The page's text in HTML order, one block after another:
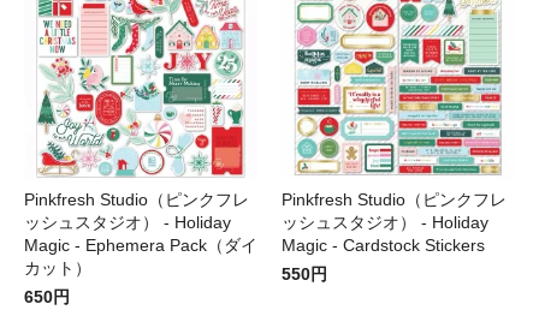
Pinkfresh Studio（ピンクフレ
ッシュスタジオ） - Holiday
Magic - Ephemera Pack（ダイ
カット）
650円
Pinkfresh Studio（ピンクフレ
ッシュスタジオ） - Holiday
Magic - Cardstock Stickers
550円